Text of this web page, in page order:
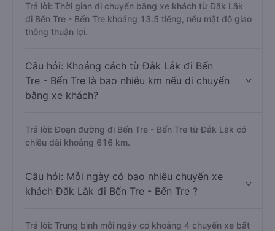
Trả lời: Thời gian di chuyển bằng xe khách từ Đắk Lắk
đi Bến Tre - Bến Tre khoảng 13.5 tiếng, nếu mật độ giao
thông thuận lợi.
Câu hỏi: Khoảng cách từ Đắk Lắk đi Bến
Tre - Bến Tre là bao nhiêu km nếu di chuyển
bằng xe khách?
Trả lời: Đoạn đường đi Bến Tre - Bến Tre từ Đắk Lắk có
chiều dài khoảng 616 km.
Câu hỏi: Mỗi ngày có bao nhiêu chuyến xe
khách Đắk Lắk đi Bến Tre - Bến Tre ?
Trả lời: Trung bình mỗi ngày có khoảng 4 chuyến xe bắt